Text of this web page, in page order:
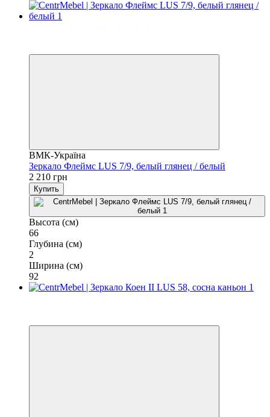
ВМК-Україна
Зеркало Флеймс LUS 7/9, белый глянец / белый
2 210 грн
Купить
Высота (см)
66
Глубина (см)
2
Ширина (см)
92